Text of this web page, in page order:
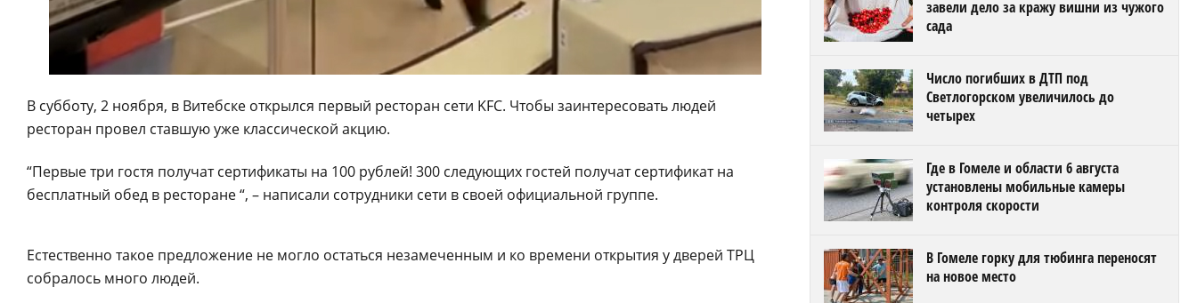
В субботу, 2 ноября, в Витебске открылся первый ресторан сети KFC. Чтобы заинтересовать людей
ресторан провел ставшую уже классической акцию.
“Первые три гостя получат сертификаты на 100 рублей! 300 следующих гостей получат сертификат на
бесплатный обед в ресторане “, – написали сотрудники сети в своей официальной группе.
Естественно такое предложение не могло остаться незамеченным и ко времени открытия у дверей ТРЦ
собралось много людей.
завели дело за кражу вишни из чужого
сада
Число погибших в ДТП под
Светлогорском увеличилось до
четырех
Где в Гомеле и области 6 августа
установлены мобильные камеры
контроля скорости
В Гомеле горку для тюбинга переносят
на новое место